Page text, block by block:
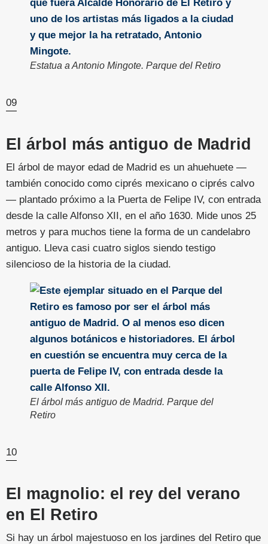
Estatua a Antonio Mingote. Parque del Retiro
09
El árbol más antiguo de Madrid
El árbol de mayor edad de Madrid es un ahuehuete —
también conocido como ciprés mexicano o ciprés calvo
— plantado próximo a la Puerta de Felipe IV, con entrada
desde la calle Alfonso XII, en el año 1630. Mide unos 25
metros y para muchos tiene la forma de un candelabro
antiguo. Lleva casi cuatro siglos siendo testigo
silencioso de la historia de la ciudad.
El árbol más antiguo de Madrid. Parque del
Retiro
10
El magnolio: el rey del verano
en El Retiro
Si hay un árbol majestuoso en los jardines del Retiro que